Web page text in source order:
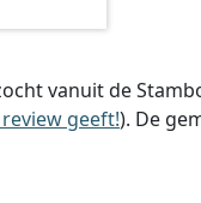
vanuit de
geeft!). De